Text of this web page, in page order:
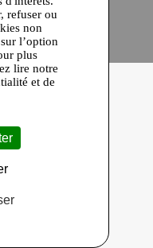
Qualité garantie
refuser ou
non
l’option
plus
lire notre
et de